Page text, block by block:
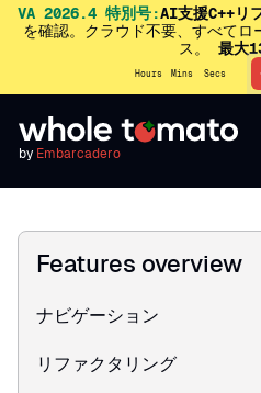
VA 2026.4 特別号:AI支援C++リ
を確認。クラウド不要、すべて
ス。 最大
Hours Mins Secs
by Embarcadero
Features overview
ナビゲーション
リファクタリング